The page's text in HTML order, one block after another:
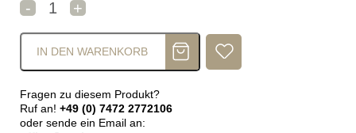
- +
IN DEN WARENKORB
Fragen zu diesem Produkt?
Ruf an! +49 (0) 7472 2772106
oder sende ein Email an: